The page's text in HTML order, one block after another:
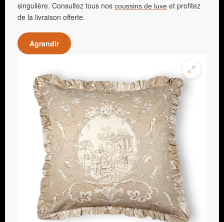
singulière. Consultez tous nos coussins de luxe et profitez
de la livraison offerte.
Agrandir